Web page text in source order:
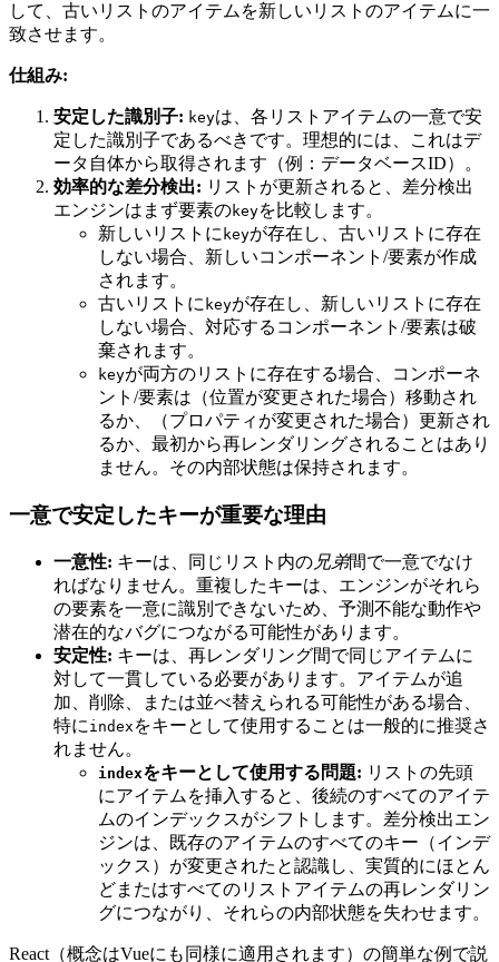
して、古いリストのアイテムを新しいリストのアイテムに一
致させます。
仕組み:
安定した識別子: keyは、各リストアイテムの一意で安
定した識別子であるべきです。理想的には、これはデ
ータ自体から取得されます（例：データベースID）。
効率的な差分検出: リストが更新されると、差分検出
エンジンはまず要素のkeyを比較します。
新しいリストに keyが存在し、古いリストに存在
しない場合、新しいコンポーネント/要素が作成
されます。
古いリストに keyが存在し、新しいリストに存在
しない場合、対応するコンポーネント/要素は破
棄されます。
keyが両方のリストに存在する場合、コンポーネ
ント/要素は（位置が変更された場合）移動され
るか、（プロパティが変更された場合）更新され
るか、最初から再レンダリングされることはあり
ません。その内部状態は保持されます。
一意で安定したキーが重要な理由
一意性: キーは、同じリスト内の 兄弟間で一意でなけ
ればなりません。重複したキーは、エンジンがそれら
の要素を一意に識別できないため、予測不能な動作や
潜在的なバグにつながる可能性があります。
安定性: キーは、再レンダリング間で同じアイテムに
対して一貫している必要があります。アイテムが追
加、削除、または並べ替えられる可能性がある場合、
特に index をキーとして使用することは一般的に推奨さ
れません。
indexをキーとして使用する問題: リストの先頭
にアイテムを挿入すると、後続のすべてのアイテ
ムのインデックスがシフトします。差分検出エン
ジンは、既存のアイテムのすべてのキー（インデ
ックス）が変更されたと認識し、実質的にほとん
どまたはすべてのリストアイテムの再レンダリン
グにつながり、それらの内部状態を失わせます。
React（概念はVueにも同様に適用されます）の簡単な例で説